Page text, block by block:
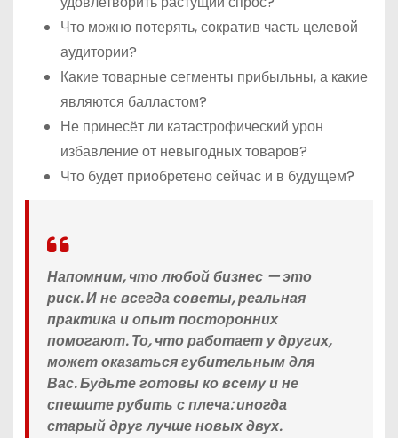
Что можно потерять, сократив часть целевой
аудитории?
Какие товарные сегменты прибыльны, а какие
являются балластом?
Не принесёт ли катастрофический урон
избавление от невыгодных товаров?
Что будет приобретено сейчас и в будущем?
Напомним, что любой бизнес — это
риск. И не всегда советы, реальная
практика и опыт посторонних
помогают. То, что работает у других,
может оказаться губительным для
Вас. Будьте готовы ко всему и не
спешите рубить с плеча: иногда
старый друг лучше новых двух.